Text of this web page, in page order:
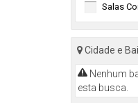
Salas
Cidade e
Nenhum
esta busca.